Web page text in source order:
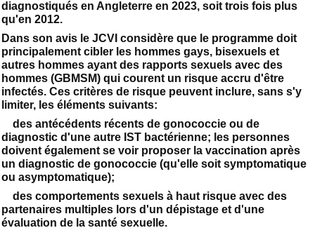
diagnostiqués en Angleterre en 2023, soit trois fois plus
qu'en 2012.
Dans son avis le JCVI considère que le programme doit
principalement cibler les hommes gays, bisexuels et
autres hommes ayant des rapports sexuels avec des
hommes (GBMSM) qui courent un risque accru d'être
infectés. Ces critères de risque peuvent inclure, sans s'y
limiter, les éléments suivants:
des antécédents récents de gonococcie ou de
diagnostic d'une autre IST bactérienne; les personnes
doivent également se voir proposer la vaccination après
un diagnostic de gonococcie (qu'elle soit symptomatique
ou asymptomatique);
des comportements sexuels à haut risque avec des
partenaires multiples lors d'un dépistage et d'une
évaluation de la santé sexuelle.